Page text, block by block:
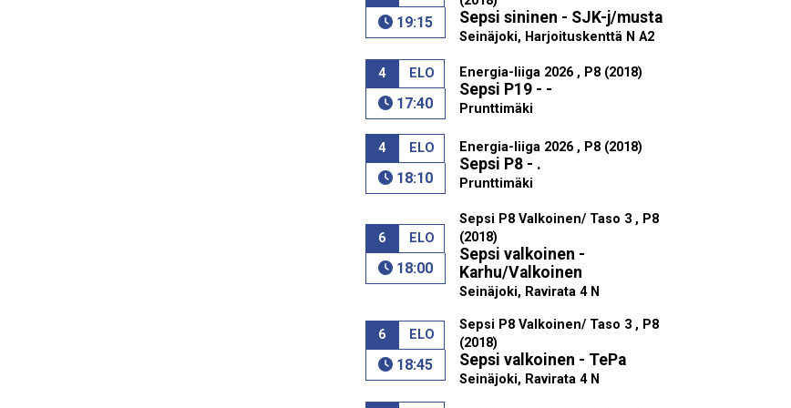
19:15 Sepsi sininen - SJK-j/musta
Seinäjoki, Harjoituskenttä N A2
4 ELO
17:40
Energia-liiga 2026 , P8 (2018)
Sepsi P19 - -
Prunttimäki
4 ELO
18:10
Energia-liiga 2026 , P8 (2018)
Sepsi P8 - .
Prunttimäki
6 ELO
18:00
Sepsi P8 Valkoinen/ Taso 3 , P8
(2018)
Sepsi valkoinen -
Karhu/Valkoinen
Seinäjoki, Ravirata 4 N
6 ELO
18:45
Sepsi P8 Valkoinen/ Taso 3 , P8
(2018)
Sepsi valkoinen - TePa
Seinäjoki, Ravirata 4 N